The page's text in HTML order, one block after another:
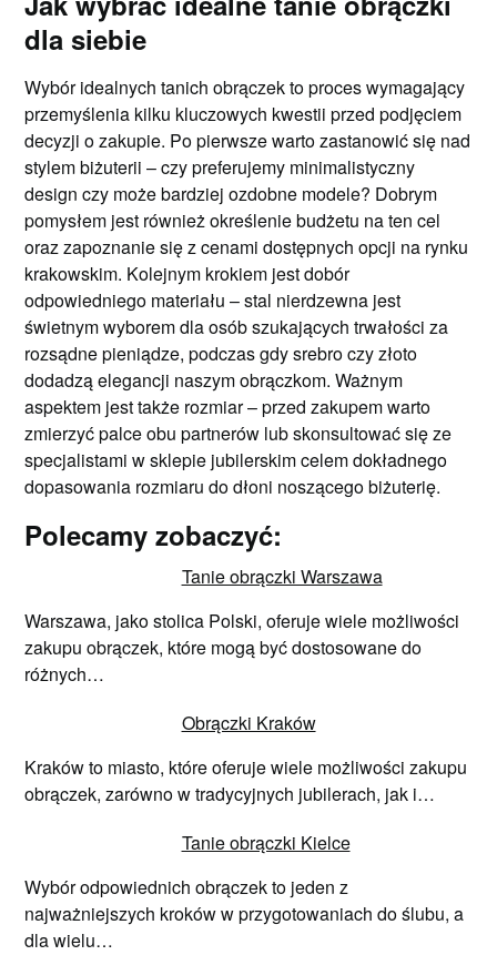
dla siebie
Wybór idealnych tanich obrączek to proces wymagający
przemyślenia kilku kluczowych kwestii przed podjęciem
decyzji o zakupie. Po pierwsze warto zastanowić się nad
stylem biżuterii – czy preferujemy minimalistyczny
design czy może bardziej ozdobne modele? Dobrym
pomysłem jest również określenie budżetu na ten cel
oraz zapoznanie się z cenami dostępnych opcji na rynku
krakowskim. Kolejnym krokiem jest dobór
odpowiedniego materiału – stal nierdzewna jest
świetnym wyborem dla osób szukających trwałości za
rozsądne pieniądze, podczas gdy srebro czy złoto
dodadzą elegancji naszym obrączkom. Ważnym
aspektem jest także rozmiar – przed zakupem warto
zmierzyć palce obu partnerów lub skonsultować się ze
specjalistami w sklepie jubilerskim celem dokładnego
dopasowania rozmiaru do dłoni noszącego biżuterię.
Polecamy zobaczyć:
Tanie obrączki Warszawa
Warszawa, jako stolica Polski, oferuje wiele możliwości
zakupu obrączek, które mogą być dostosowane do
różnych…
Obrączki Kraków
Kraków to miasto, które oferuje wiele możliwości zakupu
obrączek, zarówno w tradycyjnych jubilerach, jak i…
Tanie obrączki Kielce
Wybór odpowiednich obrączek to jeden z
najważniejszych kroków w przygotowaniach do ślubu, a
dla wielu…